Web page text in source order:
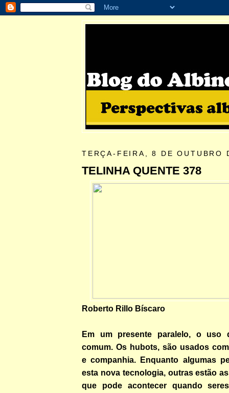
TERÇA-FEIRA, 8 DE OUTUBRO
TELINHA QUENTE 378
Roberto Rillo Bíscaro
Em um presente paralelo, o uso
comum. Os hubots, são usados
e companhia. Enquanto algumas
esta nova tecnologia, outras estão
que pode acontecer quando